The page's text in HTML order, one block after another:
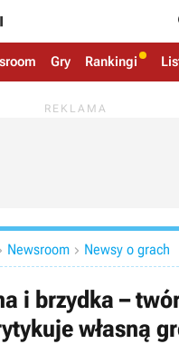
Gry Rankingi
Newsroom  Newsy o grach
i brzydka –
własną